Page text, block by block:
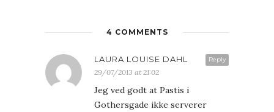
4 COMMENTS
Reply
LAURA LOUISE DAHL
29/07/2013 at 21:02
Jeg ved godt at Pastis i
Gothersgade ikke serverer